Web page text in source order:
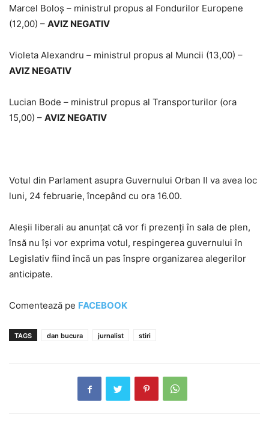
Marcel Boloş – ministrul propus al Fondurilor Europene
(12,00) – AVIZ NEGATIV
Violeta Alexandru – ministrul propus al Muncii (13,00) –
AVIZ NEGATIV
Lucian Bode – ministrul propus al Transporturilor (ora
15,00) – AVIZ NEGATIV
Votul din Parlament asupra Guvernului Orban II va avea loc
luni, 24 februarie, începând cu ora 16.00.
Aleșii liberali au anunțat că vor fi prezenți în sala de plen,
însă nu își vor exprima votul, respingerea guvernului în
Legislativ fiind încă un pas înspre organizarea alegerilor
anticipate.
Comentează pe FACEBOOK
TAGS dan bucura jurnalist stiri